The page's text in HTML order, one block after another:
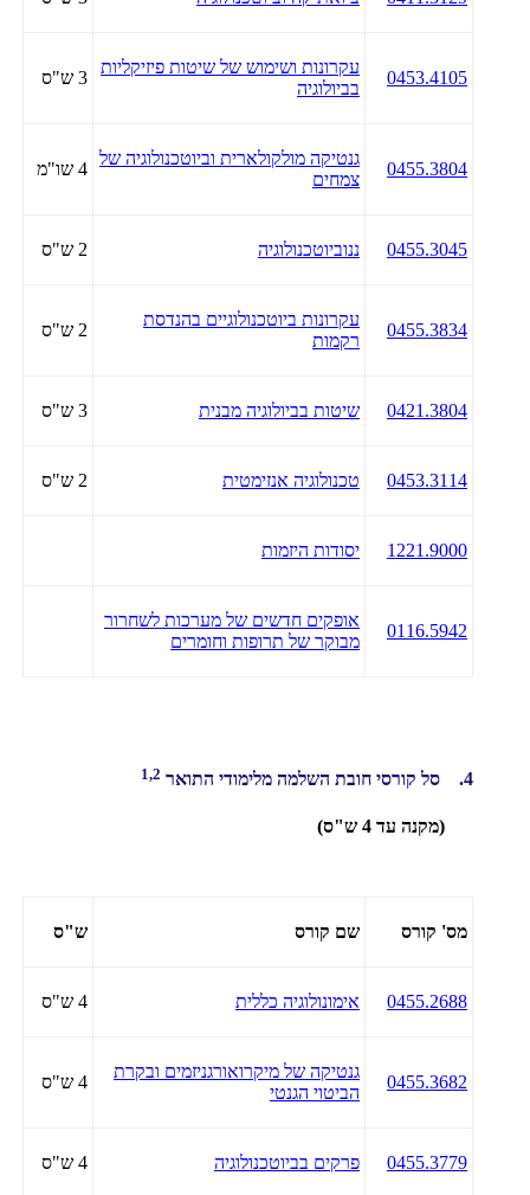
3 ש"ס
עקרונות ושימוש של שיטות פיזיקליות
בביולוגיה
0453.4105
4 שו"מ
גנטיקה מולקולארית וביוטכנולוגיה של
צמחים
0455.3804
2 ש"ס ננוביוטכנולוגיה 0455.3045
2 ש"ס
עקרונות ביוטכנולוגיים בהנדסת
רקמות
0455.3834
3 ש"ס שיטות בביולוגיה מבנית 0421.3804
2 ש"ס טכנולוגיה אנזימטית 0453.3114
יסודות היזמות 1221.9000
אופקים חדשים של מערכות לשחרור
מבוקר של תרופות וחומרים
0116.5942
4. סל קורסי חובת השלמה מלימודי התואר 1,2
(מקנה עד 4 ש"ס)
ש"ס שם קורס מס' קורס
4 ש"ס אימונולוגיה כללית 0455.2688
4 ש"ס
גנטיקה של מיקרואורגניזמים ובקרת
הביטוי הגנטי
0455.3682
4 ש"ס פרקים בביוטכנולוגיה 0455.3779